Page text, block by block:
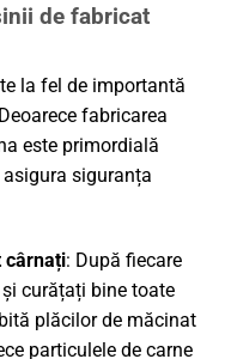
de fabricat
la fel de importantă
fabricarea
este primordială
siguranța
cârnați: După fiecare
curățați bine toate
plăcilor de măcinat
particulele de carne